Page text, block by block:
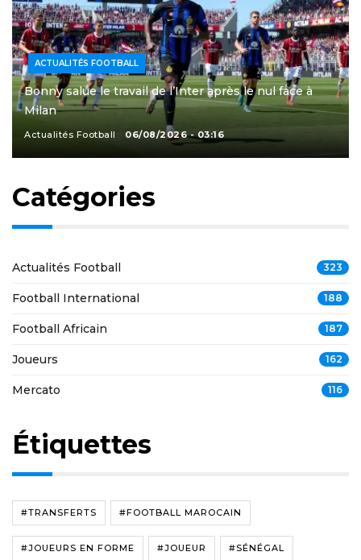
ACTUALITÉS FOOTBALL
Bonny salue le travail de l’Inter après le nul face à
Milan
Actualités Football 06/08/2026 - 03:16
Catégories
Actualités Football 323
Football International 188
Football Africain 187
Joueurs 162
Mercato 116
Étiquettes
#TRANSFERTS #FOOTBALL MAROCAIN
#JOUEURS EN FORME #JOUEUR #SÉNÉGAL